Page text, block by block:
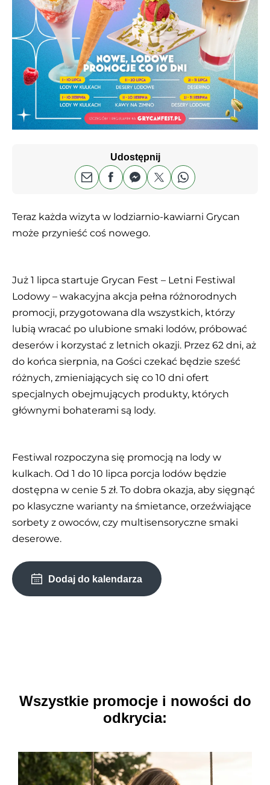
Udostępnij
Teraz każda wizyta w lodziarnio-kawiarni Grycan
może przynieść coś nowego.
Już 1 lipca startuje Grycan Fest – Letni Festiwal
Lodowy – wakacyjna akcja pełna różnorodnych
promocji, przygotowana dla wszystkich, którzy
lubią wracać po ulubione smaki lodów, próbować
deserów i korzystać z letnich okazji. Przez 62 dni, aż
do końca sierpnia, na Gości czekać będzie sześć
różnych, zmieniających się co 10 dni ofert
specjalnych obejmujących produkty, których
głównymi bohaterami są lody.
Festiwal rozpoczyna się promocją na lody w
kulkach. Od 1 do 10 lipca porcja lodów będzie
dostępna w cenie 5 zł. To dobra okazja, aby sięgnąć
po klasyczne warianty na śmietance, orzeźwiające
sorbety z owoców, czy multisensoryczne smaki
deserowe.
Dodaj do kalendarza
Wszystkie promocje i nowości do
odkrycia: